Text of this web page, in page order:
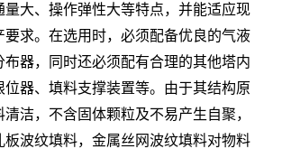
量大、操作弹性大等特点，并能适应现
要求。在选用时，必须配备优良的气液
布器，同时还必须配有合理的其他塔内
位器、填料支撑装置等。由于其结构原
清洁，不含固体颗粒及不易产生自聚，
板波纹填料，金属丝网波纹填料对物料